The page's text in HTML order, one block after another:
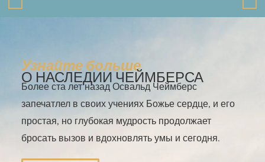
Узнайте больше
О НАСЛЕДИИ ЧЕЙМБЕРСА
Более ста лет назад Освальд Чеймберс
запечатлел в своих учениях Божье сердце, и его
простая, но глубокая мудрость продолжает
бросать вызов и вдохновлять умы и сегодня.